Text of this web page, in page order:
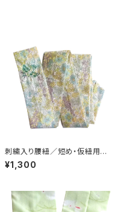
刺繍入り腰紐／短め・仮紐用
09リバティ緑【コットンきもの屋
＊san】
¥1,300